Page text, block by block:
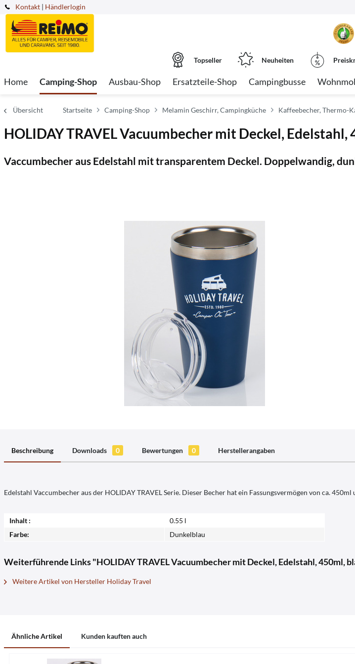
Kontakt | Händlerlogin
Topseller Neuheiten
Home Camping-Shop Ausbau-Shop Ersatzteile-Shop Campingbusse
Übersicht Startseite Camping-Shop Melamin Geschirr, Campingküche Kaffeebecher, Thermo-
HOLIDAY TRAVEL Vacuumbecher mit Deckel, Edelstahl,
Vaccumbecher aus Edelstahl mit transparentem Deckel. Doppelwandig,
Beschreibung Downloads 0 Bewertungen 0 Herstellerangaben
Edelstahl Vaccumbecher aus der HOLIDAY TRAVEL Serie. Dieser Becher hat ein Fassungsvermögen von ca.
Inhalt :
0.55 l
Farbe:
Dunkelblau
Weiterführende Links "HOLIDAY TRAVEL Vacuumbecher mit Deckel, Edelstahl, 450ml,
Weitere Artikel von Hersteller Holiday Travel
Ähnliche Artikel Kunden kauften auch